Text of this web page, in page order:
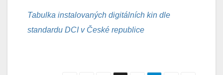
Tabulka instalovaných digitálních kin dle
standardu DCI v České republice